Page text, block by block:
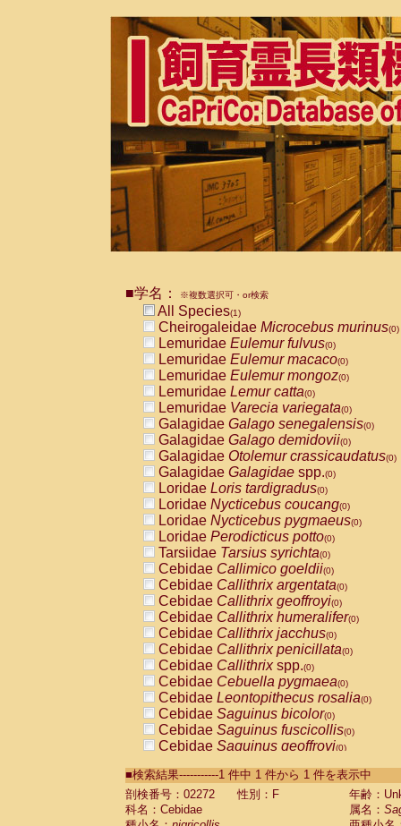
■学名： ※複数選択可・or検索
All Species(1)
Cheirogaleidae Microcebus murinus(0)
Lemuridae Eulemur fulvus(0)
Lemuridae Eulemur macaco(0)
Lemuridae Eulemur mongoz(0)
Lemuridae Lemur catta(0)
Lemuridae Varecia variegata(0)
Galagidae Galago senegalensis(0)
Galagidae Galago demidovii(0)
Galagidae Otolemur crassicaudatus(0)
Galagidae Galagidae spp.(0)
Loridae Loris tardigradus(0)
Loridae Nycticebus coucang(0)
Loridae Nycticebus pygmaeus(0)
Loridae Perodicticus potto(0)
Tarsiidae Tarsius syrichta(0)
Cebidae Callimico goeldii(0)
Cebidae Callithrix argentata(0)
Cebidae Callithrix geoffroyi(0)
Cebidae Callithrix humeralifer(0)
Cebidae Callithrix jacchus(0)
Cebidae Callithrix penicillata(0)
Cebidae Callithrixspp.(0)
Cebidae Cebuella pygmaea(0)
Cebidae Leontopithecus rosalia(0)
Cebidae Saguinus bicolor(0)
Cebidae Saguinus fuscicollis(0)
Cebidae Saguinus geoffroyi(0)
CebidaeSaguinus labiatus(0)
Cebidae Saguinus leucopus (0)
Cebidae
■検索結果-----------1 件中 1 件から 1 件を表示中
剖検番号：02272
性別：F
年齢：
科名：Cebidae
属名：